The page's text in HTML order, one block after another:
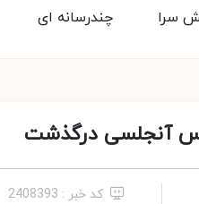
چندرسانه ای سرا
آنجلسی درگذشت
کد خبر : 2408393